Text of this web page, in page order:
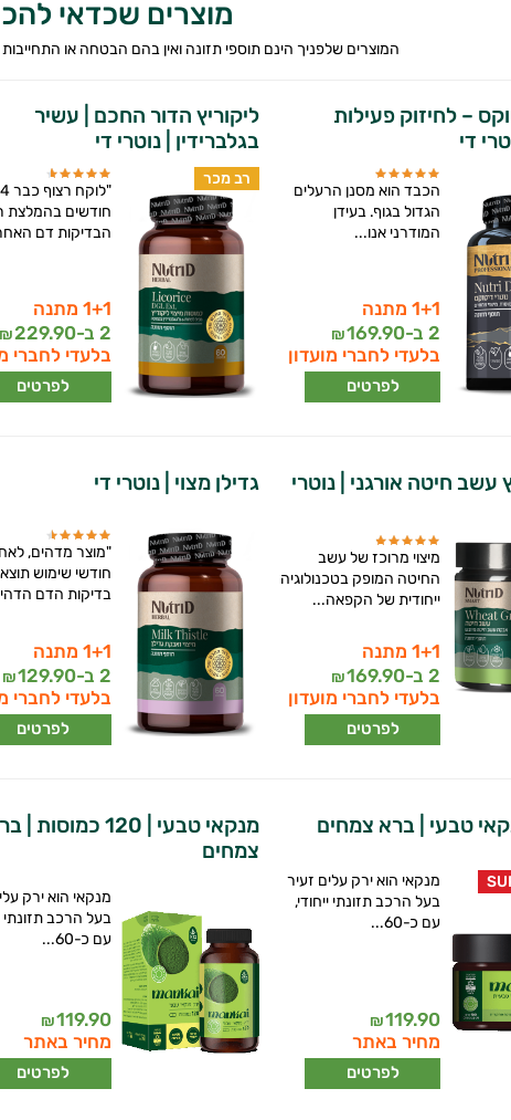
מוצרים שכדאי
המוצרים שלפניך הינם תוספי תזונה ואין בהם הבטחה או
– לחיזוק פעילות
די
הכבד הוא מסנן הרעלים
הגדול בגוף. בעידן
המודרני אנו...
1+1 מתנה
2 ב-
169.90
₪
בלעדי לחברי מועדון
לפרטים
ליקוריץ הדור החכם | עשיר
בגלברידין | נוטרי די
רב מכר
"לוקח רצוף כבר 4
חודשים בהמלצת
הבדיקות דם
1+1 מתנה
2 ב-
229.90
₪
בלעדי לחברי
לפרטים
חיטה אורגני | נוטרי
מיצוי מרוכז של עשב
החיטה המופק בטכנולוגיה
ייחודית של הקפאה...
1+1 מתנה
2 ב-
169.90
₪
בלעדי לחברי מועדון
לפרטים
גדילן מצוי | נוטרי די
חודשי שימוש
בדיקות הדם
1+1 מתנה
2 ב-
129.90
₪
בלעדי לחברי
לפרטים
טבעי | ברא צמחים
מנקאי הוא ירק עלים זעיר
בעל הרכב תזונתי ייחודי,
עם כ-60...
119.90
₪
מחיר באתר
לפרטים
מנקאי טבעי | 120 כמוסות
צמחים
מנקאי הוא ירק
בעל הרכב תזונתי
עם כ-60...
119.90
₪
מחיר באתר
לפרטים